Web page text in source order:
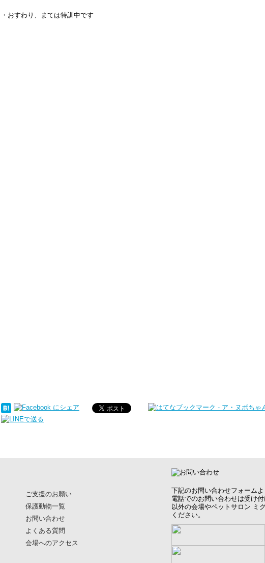
・おすわり、まては特訓中です
ご支援のお願い
保護動物一覧
お問い合わせ
よくある質問
会場へのアクセス
下記のお問い合わせフォームよ
電話でのお問い合わせは受け
以外の会場やペットサロン ミ
ください。